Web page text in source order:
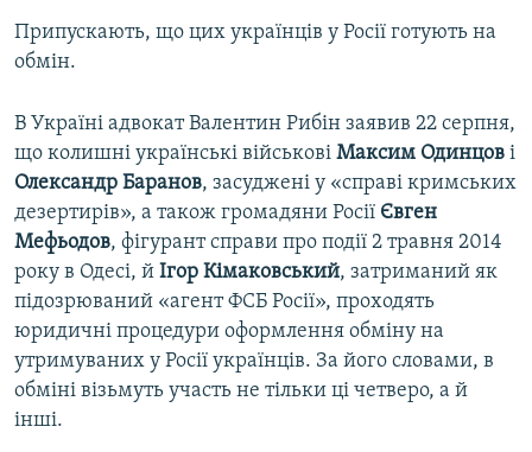
Припускають, що цих українців у Росії готують на
обмін.
В Україні адвокат Валентин Рибін заявив 22 серпня,
що колишні українські військові Максим Одинцов і
Олександр Баранов, засуджені у «справі кримських
дезертирів», а також громадяни Росії Євген
Мефьодов, фігурант справи про події 2 травня 2014
року в Одесі, й Ігор Кімаковський, затриманий як
підозрюваний «агент ФСБ Росії», проходять
юридичні процедури оформлення обміну на
утримуваних у Росії українців. За його словами, в
обміні візьмуть участь не тільки ці четверо, а й
інші.